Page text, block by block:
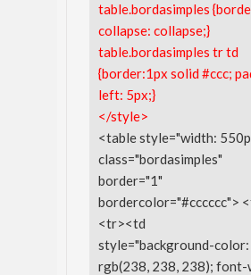
table.bordasimples
collapse: collapse;}
table.bordasimples tr td
{border:1px solid #ccc;
left: 5px;}
</style>
<table style="width:
class="bordasimples"
border="1"
bordercolor="#cccccc">
<tr><td
style="background-color:
rgb(238, 238, 238); font-